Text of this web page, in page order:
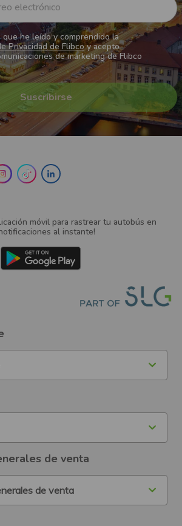
electrónico
que he leído y comprendido la
Privacidad de Flibcoy acepto
de marketing de Flibco
móvil para rastrear tu autobús en
al instante!
de venta
de venta